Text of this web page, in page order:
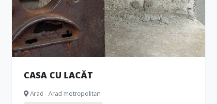
CASA CU LACĂT
Arad - Arad metropolitan